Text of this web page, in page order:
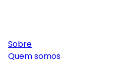
Sobre
Quem somos